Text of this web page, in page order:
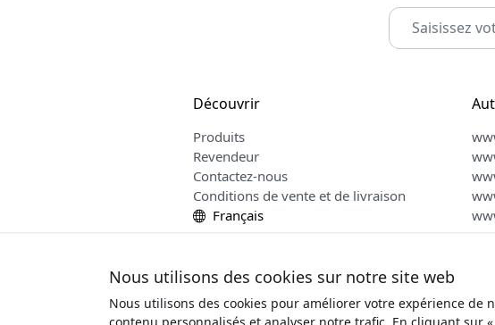
Découvrir
Produits
Revendeur
Contactez-nous
Conditions de vente et de livraison
Français
Nous utilisons des cookies sur notre site web
Nous utilisons des cookies pour améliorer votre expérience de